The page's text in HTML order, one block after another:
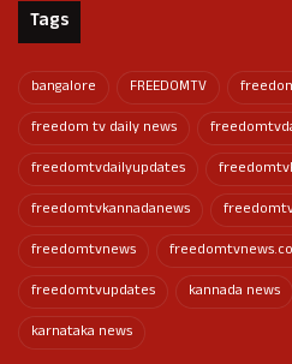
Tags
bangalore FREEDOMTV
freedom tv daily news
freedomtvdailyupdates
freedomtvkannadanews
freedomtvnews
freedomtvupdates
kannada news
karnataka news